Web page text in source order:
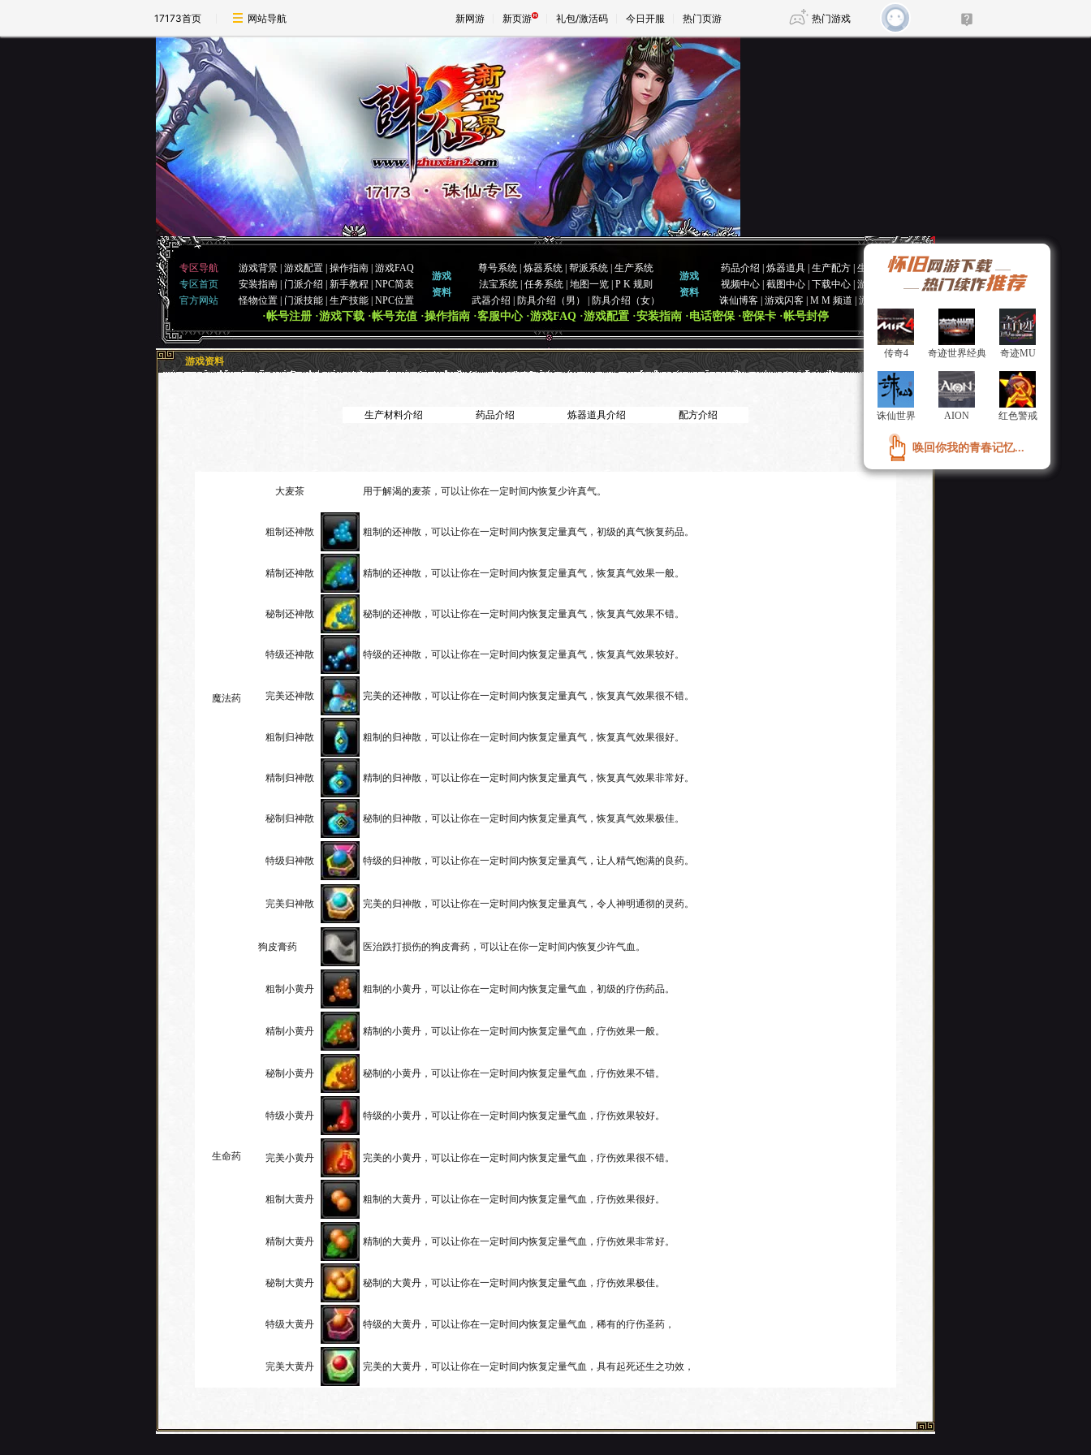
17173首页 网站导航 新网游 新页游 礼包/激活码 今日开服 热门页游 热门游戏
魔兽
天堂
王权与自由
专区导航
专区首页
官方网站
游戏背景| 游戏配置| 操作指南| 游戏FAQ
安装指南| 门派介绍 新手教程
NPC简表
怪物位置| 门派技能| 生产技能| NPC位置
游戏
资料
尊号系统| 炼器系统| 帮派系统| 生产系统
法宝系统| 任务系统| 地图一览| P K 规则
武器介绍
防具介绍（男） 防具介绍（女）
游戏
资料
药品介绍 炼器道具| 生产配方| 生产材料
视频中心| 截图中心| 下载中心| 游戏论坛
诛仙博客| 游戏闪客| M M 频道 游戏涂鸦
·帐号注册 ·游戏下载 ·帐号充值 ·操作指南 ·客服中心 ·游戏FAQ ·游戏配置 ·安装指南 ·电话密保 ·密保卡 ·帐号封停
游戏资料
生产材料介绍 药品介绍 炼器道具介绍 配方介绍
魔法药
大麦茶 用于解渴的麦茶，可以让你在一定时间内恢复少许真气。
粗制还神散 粗制的还神散，可以让你在一定时间内恢复定量真气，初级的真气恢复药品。
精制还神散 精制的还神散，可以让你在一定时间内恢复定量真气，恢复真气效果一般。
秘制还神散 秘制的还神散，可以让你在一定时间内恢复定量真气，恢复真气效果不错。
特级还神散 特级的还神散，可以让你在一定时间内恢复定量真气，恢复真气效果较好。
完美还神散 完美的还神散，可以让你在一定时间内恢复定量真气，恢复真气效果很不错。
粗制归神散 粗制的归神散，可以让你在一定时间内恢复定量真气，恢复真气效果很好。
精制归神散 精制的归神散，可以让你在一定时间内恢复定量真气，恢复真气效果非常好。
秘制归神散 秘制的归神散，可以让你在一定时间内恢复定量真气，恢复真气效果极佳。
特级归神散 特级的归神散，可以让你在一定时间内恢复定量真气，让人精气饱满的良药。
完美归神散 完美的归神散，可以让你在一定时间内恢复定量真气，令人神明通彻的灵药。
生命药
狗皮膏药 医治跌打损伤的狗皮膏药，可以让在你一定时间内恢复少许气血。
粗制小黄丹 粗制的小黄丹，可以让你在一定时间内恢复定量气血，初级的疗伤药品。
精制小黄丹 精制的小黄丹，可以让你在一定时间内恢复定量气血，疗伤效果一般。
秘制小黄丹 秘制的小黄丹，可以让你在一定时间内恢复定量气血，疗伤效果不错。
特级小黄丹 特级的小黄丹，可以让你在一定时间内恢复定量气血，疗伤效果较好。
完美小黄丹 完美的小黄丹，可以让你在一定时间内恢复定量气血，疗伤效果很不错。
粗制大黄丹 粗制的大黄丹，可以让你在一定时间内恢复定量气血，疗伤效果很好。
精制大黄丹 精制的大黄丹，可以让你在一定时间内恢复定量气血，疗伤效果非常好。
秘制大黄丹 秘制的大黄丹，可以让你在一定时间内恢复定量气血，疗伤效果极佳。
特级大黄丹 特级的大黄丹，可以让你在一定时间内恢复定量气血，稀有的疗伤圣药，
完美大黄丹 完美的大黄丹，可以让你在一定时间内恢复定量气血，具有起死还生之功效，
传奇4 奇迹世界经典 奇迹MU
诛仙世界 AION 红色警戒
唤回你我的青春记忆...
传奇4 奇迹世界经典 奇迹MU
诛仙世界 AION 红色警戒
唤回你我的青春记忆...